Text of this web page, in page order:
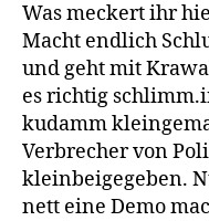
Was meckert ihr
Macht endlich
und geht mit
es richtig
kudamm
Verbrecher von
kleinbeigegeben.
nett eine Demo